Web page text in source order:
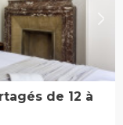
de 12 à